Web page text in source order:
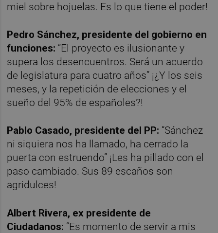
miel sobre hojuelas. Es lo que tiene el poder!
Pedro Sánchez, presidente del gobierno en
funciones: “El proyecto es ilusionante y
supera los desencuentros. Será un acuerdo
de legislatura para cuatro años” ¡¿Y los seis
meses, y la repetición de elecciones y el
sueño del 95% de españoles?!
Pablo Casado, presidente del PP: “Sánchez
ni siquiera nos ha llamado, ha cerrado la
puerta con estruendo” ¡Les ha pillado con el
paso cambiado. Sus 89 escaños son
agridulces!
Albert Rivera, ex presidente de
Ciudadanos: “Es momento de servir a mis